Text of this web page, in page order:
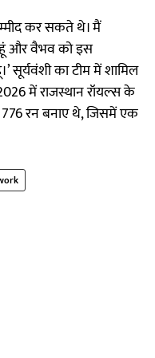
कर सकते थे। मैं
हूं और वैभव को इस
सूर्यवंशी का टीम में शामिल
में राजस्थान रॉयल्स के
रन बनाए थे, जिसमें एक